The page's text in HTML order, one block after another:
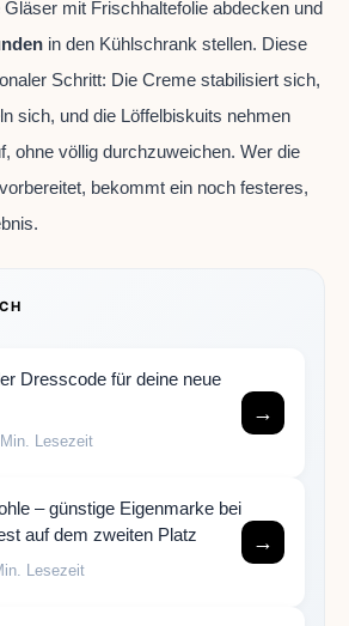
mit Frischhaltefolie abdecken und
in den Kühlschrank stellen. Diese
Schritt: Die Creme stabilisiert sich,
sich, und die Löffelbiskuits nehmen
ohne völlig durchzuweichen. Wer die
bekommt ein noch festeres,
Dresscode für deine neue
Lesezeit
→
– günstige Eigenmarke bei
auf dem zweiten Platz
Lesezeit
→